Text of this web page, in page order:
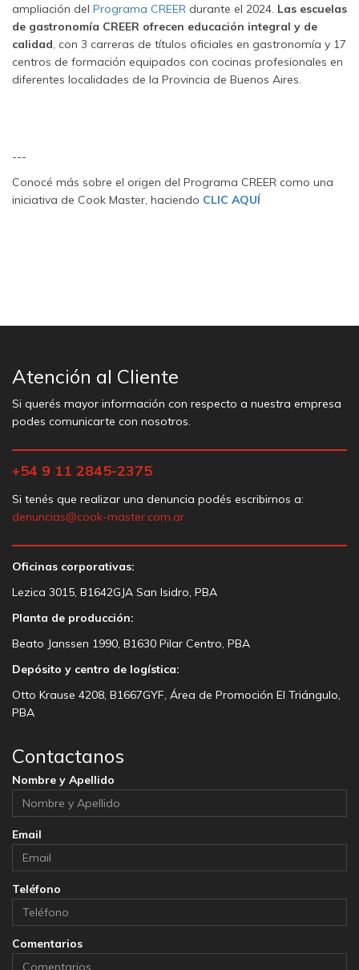
ampliación del Programa CREER durante el 2024. Las escuelas
de gastronomía CREER ofrecen educación integral y de
calidad , con 3 carreras de títulos oficiales en gastronomía y 17
centros de formación equipados con cocinas profesionales en
diferentes localidades de la Provincia de Buenos Aires.
---
Conocé más sobre el origen del Programa CREER como una
iniciativa de Cook Master, haciendo CLIC AQUÍ
Atención al Cliente
Si querés mayor información con respecto a nuestra empresa
podes comunicarte con nosotros.
+54 9 11 2845-2375
Si tenés que realizar una denuncia podés escribirnos a:
denuncias@cook-master.com.ar
Oficinas corporativas:
Lezica 3015, B1642GJA San Isidro, PBA
Planta de producción:
Beato Janssen 1990, B1630 Pilar Centro, PBA
Depósito y centro de logística:
Otto Krause 4208, B1667GYF, Área de Promoción El Triángulo,
PBA
Contactanos
Nombre y Apellido
Email
Teléfono
Comentarios